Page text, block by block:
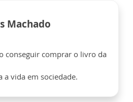
Machado
conseguir comprar o livro da
a vida em sociedade.